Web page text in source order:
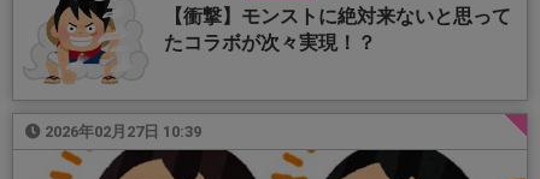
【衝撃】モンストに絶対来ないと思って
たコラボが次々実現！？
2026年02月27日 10:39